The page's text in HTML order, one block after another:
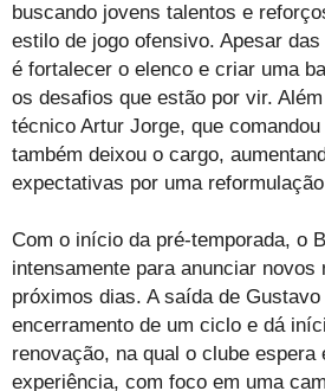
buscando jovens talentos e
estilo de jogo ofensivo. Apesar
é fortalecer o elenco e criar uma
os desafios que estão por vir.
técnico Artur Jorge, que
também deixou o cargo,
expectativas por uma
Com o início da pré-temporada, o
intensamente para anunciar novos
próximos dias. A saída de
encerramento de um ciclo e dá
renovação, na qual o clube espera
experiência, com foco em uma